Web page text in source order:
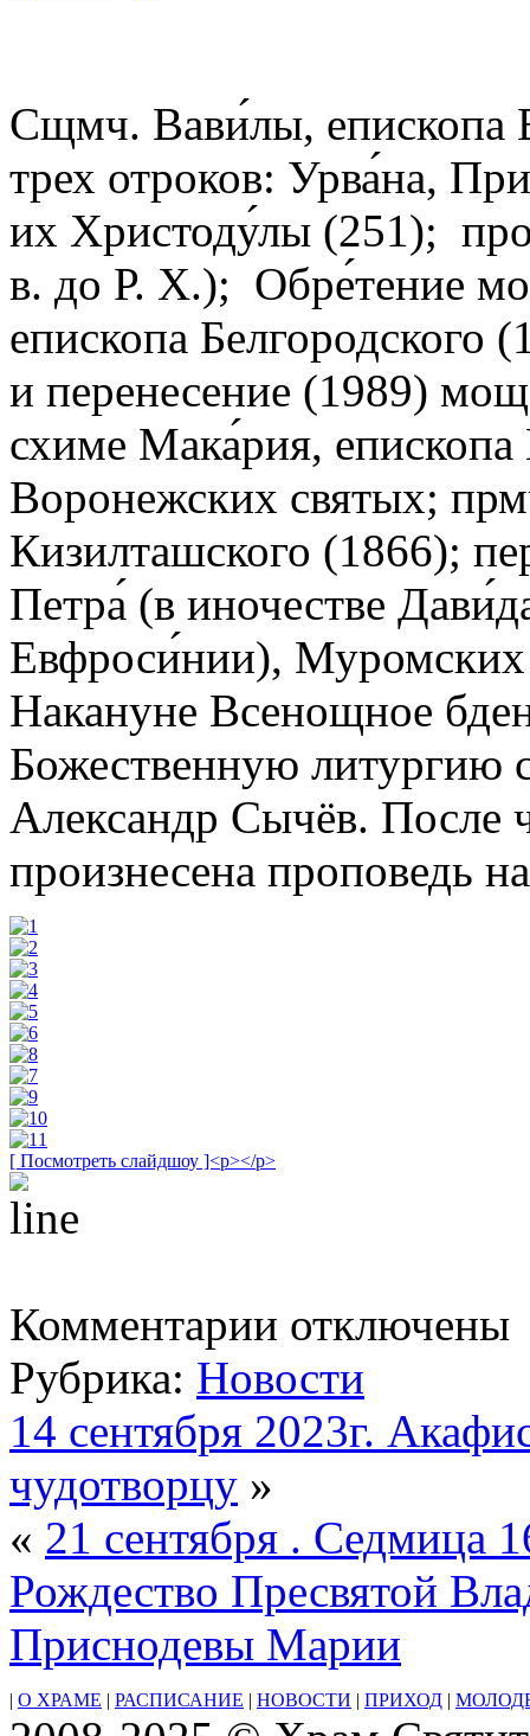
Сщмч. Вави́лы, епископа
трех отроков: Урва́на,
их Христоду́лы (251);
в. до Р. Х.); Обре́тение
епископа Белгородского
и перенесение (1989)
схиме Мака́рия,
Воронежских святых;
Кизилташского (1866);
Петра́ (в иночестве
Евфроси́нии), Муромских
Накануне Всенощное
Божественную литургию
Александр Сычёв. После
произнесена проповедь
[ Посмотреть слайдшоу ]<p></p>
Комментарии записи
сентября.
Воскресенье
Сщмч.
Вави́лы,
Антиохии,
с
ним
трех
отроков:
Урва́на,
Прилидиа́на,
Епполо́ния
и
отключены
Рубрика: Новости
14 сентября 2023г.
чудотворцу »
« 21 сентября . Седмица
Рождество Пресвятой
Приснодевы Марии
| О ХРАМЕ | РАСПИСАНИЕ | НОВОСТИ | ПРИХОД |